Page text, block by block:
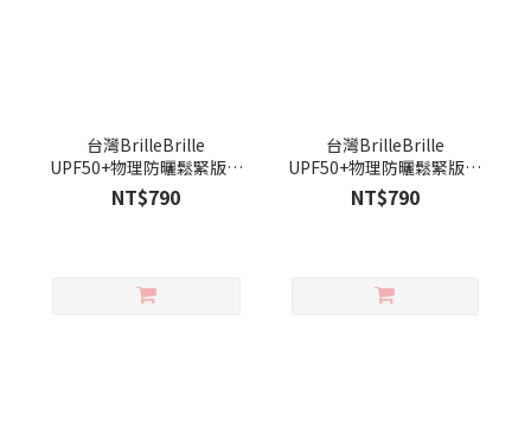
台灣BrilleBrille
UPF50+物理防曬鬆緊版尾
巴可收放型防曬帽 - 夏日水
果吧 (禮盒包裝)
NT$790
台灣BrilleBrille
UPF50+物理防曬鬆緊版尾
巴可收放型防曬帽 - 咘哩套
圈圈 (禮盒包裝)
NT$790